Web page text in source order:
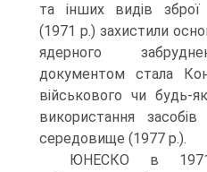
та інших видів
(1971 р.) захистили
ядерного
документом стала
військового чи будь-
використання
середовище (1977 p.).
ЮНЕСКО в 1971